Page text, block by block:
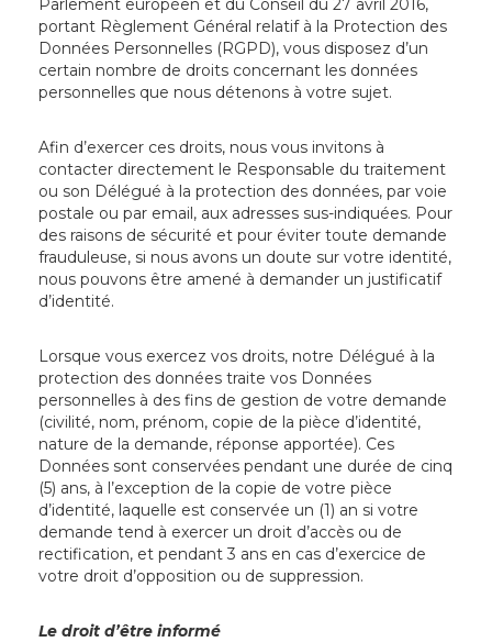
Parlement européen et du Conseil du 27 avril 2016,
portant Règlement Général relatif à la Protection des
Données Personnelles (RGPD), vous disposez d’un
certain nombre de droits concernant les données
personnelles que nous détenons à votre sujet.
Afin d’exercer ces droits, nous vous invitons à
contacter directement le Responsable du traitement
ou son Délégué à la protection des données, par voie
postale ou par email, aux adresses sus-indiquées. Pour
des raisons de sécurité et pour éviter toute demande
frauduleuse, si nous avons un doute sur votre identité,
nous pouvons être amené à demander un justificatif
d’identité.
Lorsque vous exercez vos droits, notre Délégué à la
protection des données traite vos Données
personnelles à des fins de gestion de votre demande
(civilité, nom, prénom, copie de la pièce d’identité,
nature de la demande, réponse apportée). Ces
Données sont conservées pendant une durée de cinq
(5) ans, à l’exception de la copie de votre pièce
d’identité, laquelle est conservée un (1) an si votre
demande tend à exercer un droit d’accès ou de
rectification, et pendant 3 ans en cas d’exercice de
votre droit d’opposition ou de suppression.
Le droit d’être informé